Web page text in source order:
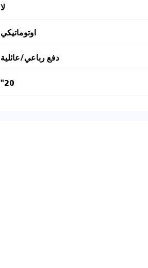
لا
اوتوماتيكي
دفع رباعي/عائلية
20"